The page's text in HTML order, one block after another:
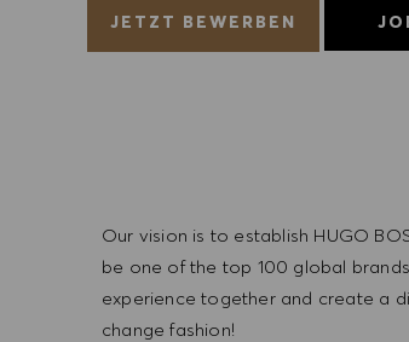
JETZT BEWERBEN
Our vision is to establish HUGO
be one of the top 100 global
experience together and create a
change fashion!